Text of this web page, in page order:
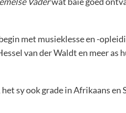
met musieklesse en -
van der Waldt en meer as
sy ook grade in Afrikaans en